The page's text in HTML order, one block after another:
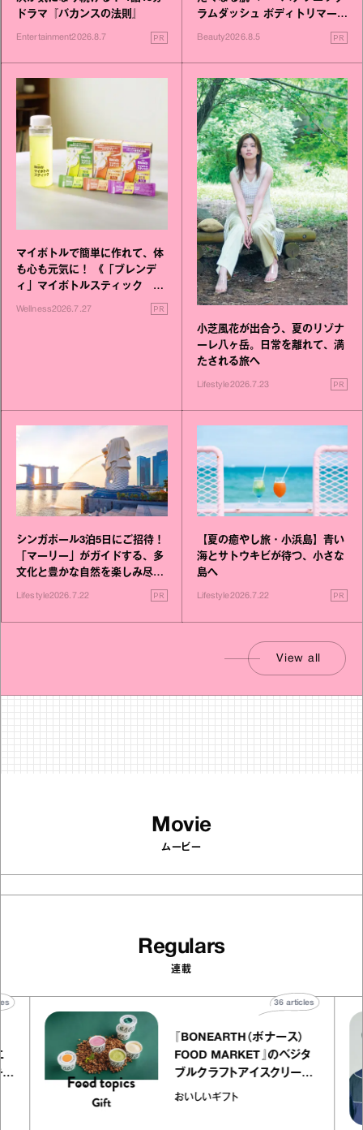
ドラマ『バカンスの法則』
Entertainment2026.8.7 PR
ラムダッシュ ボディトリマーが
Beauty2026.8.5 PR
マイボトルで簡単に作れて、体
も心も元気に！ 《「ブレンデ
ィ」マイボトルスティック い
いこと毎日》シリーズが誕生
Wellness2026.7.27 PR
小芝風花が出合う、夏のリゾナ
ーレ八ヶ岳。日常を離れて、満
たされる旅へ
Lifestyle2026.7.23 PR
シンガポール3泊5日にご招待！
「マーリー」がガイドする、多
文化と豊かな自然を楽しみ尽く
Lifestyle2026.7.22 PR
【夏の癒やし旅・小浜島】青い
海とサトウキビが待つ、小さな
島へ
Lifestyle2026.7.22 PR
View all
Movie
ムービー
Regulars
連載
エ
キャ
『BONEARTH（ボナース）
FOOD MARKET』のベジタ
ブルクラフトアイスクリーム
｜真野知子の「おいしいギフ
おいしいギフト
36articles